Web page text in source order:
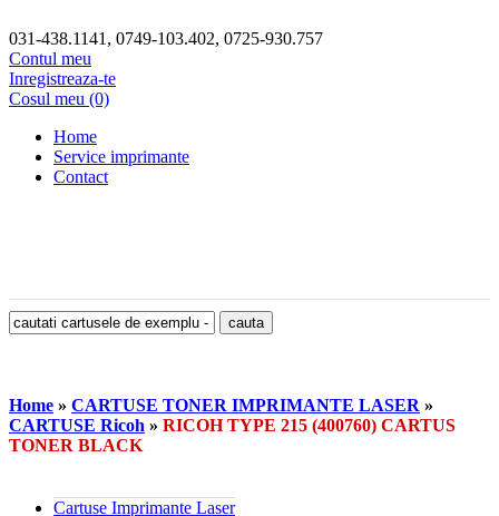
031-438.1141, 0749-103.402, 0725-930.757
Contul meu
Inregistreaza-te
Cosul meu (0)
Home
Service imprimante
Contact
Home » CARTUSE TONER IMPRIMANTE LASER »
CARTUSE Ricoh » RICOH TYPE 215 (400760) CARTUS
TONER BLACK
Cartuse Imprimante Laser